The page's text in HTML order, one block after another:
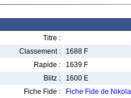
Titre :
Classement :
1688 F
Rapide :
1639 F
Blitz :
1600 E
Fiche Fide :
Fiche Fide de